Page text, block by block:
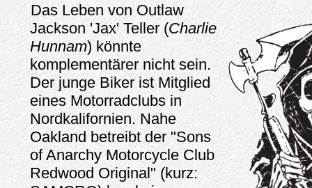
Das Leben von Outlaw
Jackson 'Jax' Teller (Charlie
Hunnam) könnte
komplementärer nicht sein.
Der junge Biker ist Mitglied
eines Motorradclubs in
Nordkalifornien. Nahe
Oakland betreibt der "Sons
of Anarchy Motorcycle Club
Redwood Original" (kurz: